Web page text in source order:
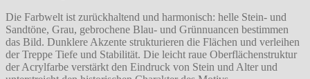
Die Farbwelt ist zurückhaltend und harmonisch: helle Stein- und
Sandtöne, Grau, gebrochene Blau- und Grünnuancen bestimmen
das Bild. Dunklere Akzente strukturieren die Flächen und verleihen
der Treppe Tiefe und Stabilität. Die leicht raue Oberflächenstruktur
der Acrylfarbe verstärkt den Eindruck von Stein und Alter und